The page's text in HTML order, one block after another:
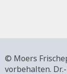
© Moers
vorbehalten.